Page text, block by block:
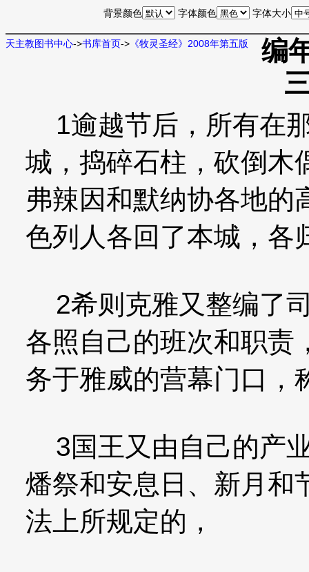
背景颜色 字体颜色 字体大小
天主教图书中心->书库首页-> 《牧灵圣经》2008年第五版
编
1逾越节后，所有在
城，捣碎石柱，砍倒木
弗辣因和默纳协各地的
色列人各回了本城，各
2希则克雅又整编了
各照自己的班次和职责
务于雅威的营幕门口，
3国王又由自己的产
燔祭和安息日、新月和
法上所规定的，